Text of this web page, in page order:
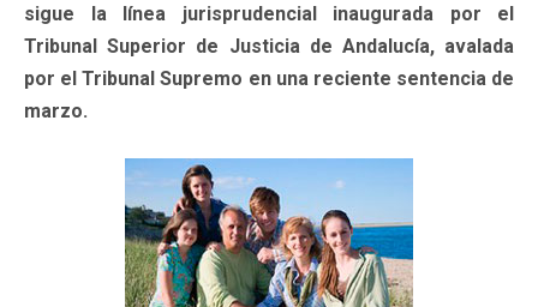
sigue la línea jurisprudencial inaugurada por el
Tribunal Superior de Justicia de Andalucía, avalada
por el Tribunal Supremo en una reciente sentencia de
marzo.